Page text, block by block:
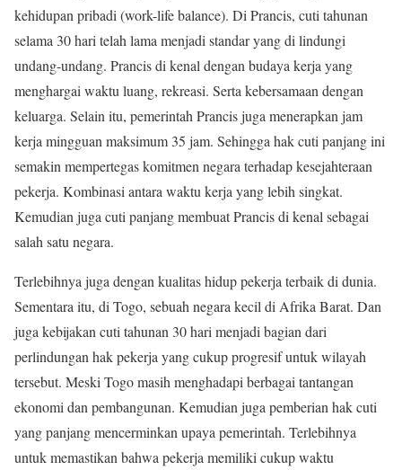
kehidupan pribadi (work-life balance). Di Prancis, cuti tahunan
selama 30 hari telah lama menjadi standar yang di lindungi
undang-undang. Prancis di kenal dengan budaya kerja yang
menghargai waktu luang, rekreasi. Serta kebersamaan dengan
keluarga. Selain itu, pemerintah Prancis juga menerapkan jam
kerja mingguan maksimum 35 jam. Sehingga hak cuti panjang ini
semakin mempertegas komitmen negara terhadap kesejahteraan
pekerja. Kombinasi antara waktu kerja yang lebih singkat.
Kemudian juga cuti panjang membuat Prancis di kenal sebagai
salah satu negara.
Terlebihnya juga dengan kualitas hidup pekerja terbaik di dunia.
Sementara itu, di Togo, sebuah negara kecil di Afrika Barat. Dan
juga kebijakan cuti tahunan 30 hari menjadi bagian dari
perlindungan hak pekerja yang cukup progresif untuk wilayah
tersebut. Meski Togo masih menghadapi berbagai tantangan
ekonomi dan pembangunan. Kemudian juga pemberian hak cuti
yang panjang mencerminkan upaya pemerintah. Terlebihnya
untuk memastikan bahwa pekerja memiliki cukup waktu